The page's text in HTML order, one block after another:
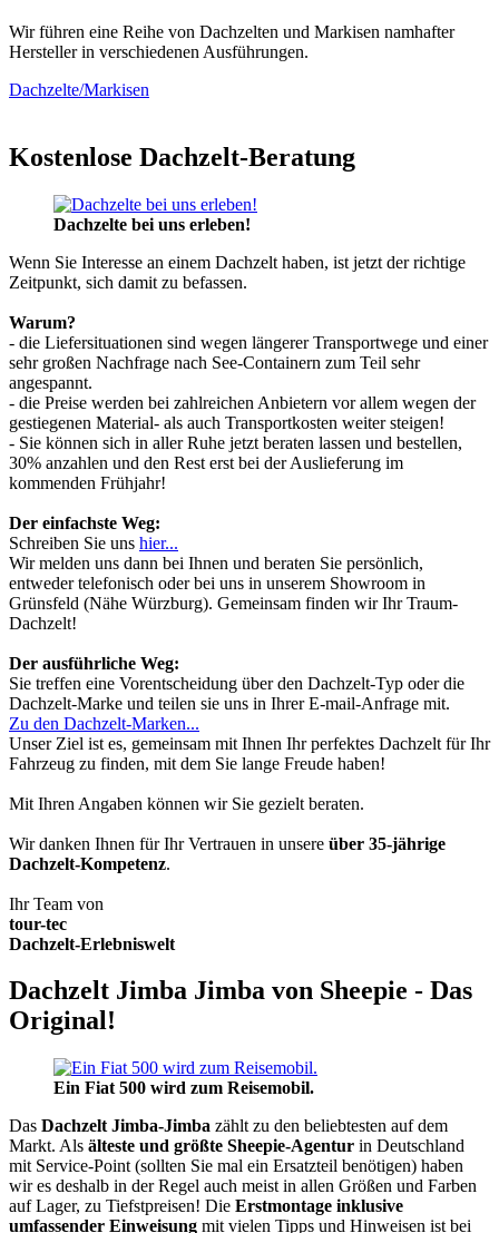
Wir führen eine Reihe von Dachzelten und Markisen namhafter
Hersteller in verschiedenen Ausführungen.
Dachzelte/Markisen
Kostenlose Dachzelt-Beratung
Dachzelte bei uns erleben!
Wenn Sie Interesse an einem Dachzelt haben, ist jetzt der richtige
Zeitpunkt, sich damit zu befassen.
Warum?
- die Liefersituationen sind wegen längerer Transportwege und einer
sehr großen Nachfrage nach See-Containern zum Teil sehr
angespannt.
- die Preise werden bei zahlreichen Anbietern vor allem wegen der
gestiegenen Material- als auch Transportkosten weiter steigen!
- Sie können sich in aller Ruhe jetzt beraten lassen und bestellen,
30% anzahlen und den Rest erst bei der Auslieferung im
kommenden Frühjahr!
Der einfachste Weg:
Schreiben Sie uns hier...
Wir melden uns dann bei Ihnen und beraten Sie persönlich,
entweder telefonisch oder bei uns in unserem Showroom in
Grünsfeld (Nähe Würzburg). Gemeinsam finden wir Ihr Traum-
Dachzelt!
Der ausführliche Weg:
Sie treffen eine Vorentscheidung über den Dachzelt-Typ oder die
Dachzelt-Marke und teilen sie uns in Ihrer E-mail-Anfrage mit.
Zu den Dachzelt-Marken...
Unser Ziel ist es, gemeinsam mit Ihnen Ihr perfektes Dachzelt für Ihr
Fahrzeug zu finden, mit dem Sie lange Freude haben!
Mit Ihren Angaben können wir Sie gezielt beraten.
Wir danken Ihnen für Ihr Vertrauen in unsere über 35-jährige
Dachzelt-Kompetenz.
Ihr Team von
tour-tec
Dachzelt-Erlebniswelt
Dachzelt Jimba Jimba von Sheepie - Das
Original!
Ein Fiat 500 wird zum Reisemobil.
Das Dachzelt Jimba-Jimba zählt zu den beliebtesten auf dem
Markt. Als älteste und größte Sheepie-Agentur in Deutschland
mit Service-Point (sollten Sie mal ein Ersatzteil benötigen) haben
wir es deshalb in der Regel auch meist in allen Größen und Farben
auf Lager, zu Tiefstpreisen! Die Erstmontage inklusive
umfassender Einweisung mit vielen Tipps und Hinweisen ist bei